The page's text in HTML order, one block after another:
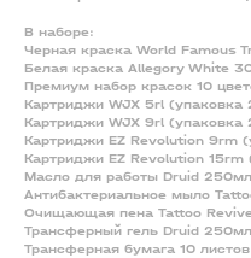
В наборе:
Черная краска World Famous
Белая краска Allegory White
Премиум набор красок 10
Картриджи WJX 5rl (упаковка
Картриджи WJX 9rl (упаковка
Картриджи EZ Revolution 9rm
Картриджи EZ Revolution
Масло для работы Druid 250мл
Антибактериальное мыло
Очищающая пена Tattoo
Трансферный гель Druid 250мл
Трансферная бумага 10 листов